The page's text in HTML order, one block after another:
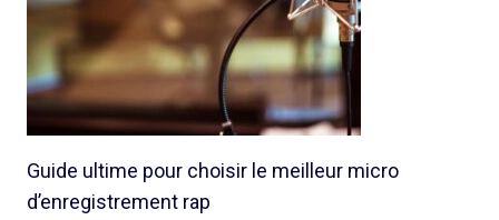
Guide ultime pour choisir le meilleur micro
d’enregistrement rap